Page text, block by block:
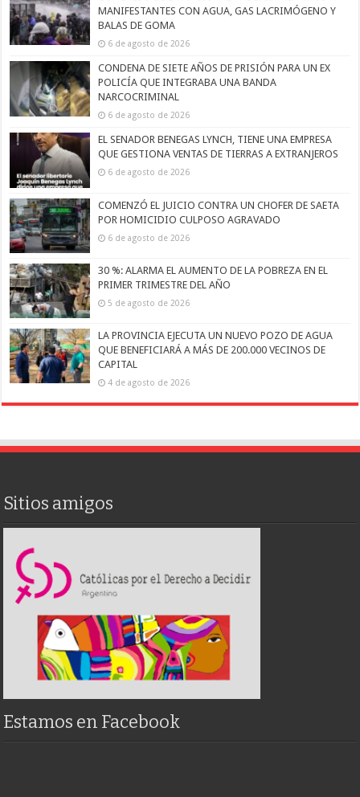
MANIFESTANTES CON AGUA, GAS LACRIMÓGENO Y
BALAS DE GOMA
6 de agosto de 2026
CONDENA DE SIETE AÑOS DE PRISIÓN PARA UN EX
POLICÍA QUE INTEGRABA UNA BANDA
NARCOCRIMINAL
6 de agosto de 2026
EL SENADOR BENEGAS LYNCH, TIENE UNA EMPRESA
QUE GESTIONA VENTAS DE TIERRAS A EXTRANJEROS
6 de agosto de 2026
COMENZÓ EL JUICIO CONTRA UN CHOFER DE SAETA
POR HOMICIDIO CULPOSO AGRAVADO
6 de agosto de 2026
30 %: ALARMA EL AUMENTO DE LA POBREZA EN EL
PRIMER TRIMESTRE DEL AÑO
5 de agosto de 2026
LA PROVINCIA EJECUTA UN NUEVO POZO DE AGUA
QUE BENEFICIARÁ A MÁS DE 200.000 VECINOS DE
CAPITAL
4 de agosto de 2026
Sitios amigos
Estamos en Facebook